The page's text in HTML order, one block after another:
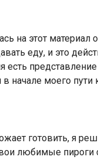
на этот
еду, и это
есть
начале моего пути
готовить, я
любимые